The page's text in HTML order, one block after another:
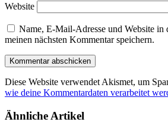
Website
Name, E-Mail-Adresse und Website in
meinen nächsten Kommentar speichern.
Diese Website verwendet Akismet, um
wie deine Kommentardaten verarbeitet
Ähnliche Artikel